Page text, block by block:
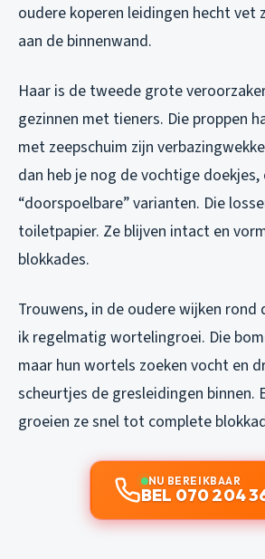
oudere koperen leidingen hecht vet
aan de binnenwand.
Haar is de tweede grote
gezinnen met tieners. Die proppen
met zeepschuim zijn
dan heb je nog de vochtige
“doorspoelbare” varianten. Die
toiletpapier. Ze blijven intact en
blokkades.
Trouwens, in de oudere wijken rond
ik regelmatig wortelingroei. Die
maar hun wortels zoeken vocht en
scheurtjes de gresleidingen binnen.
groeien ze snel tot complete
NU BEREIKBAAR
BEL 070 204